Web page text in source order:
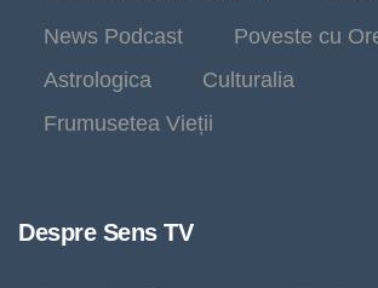
News Podcast
Poveste cu
Astrologica
Culturalia
Frumusetea Vieții
Despre Sens TV